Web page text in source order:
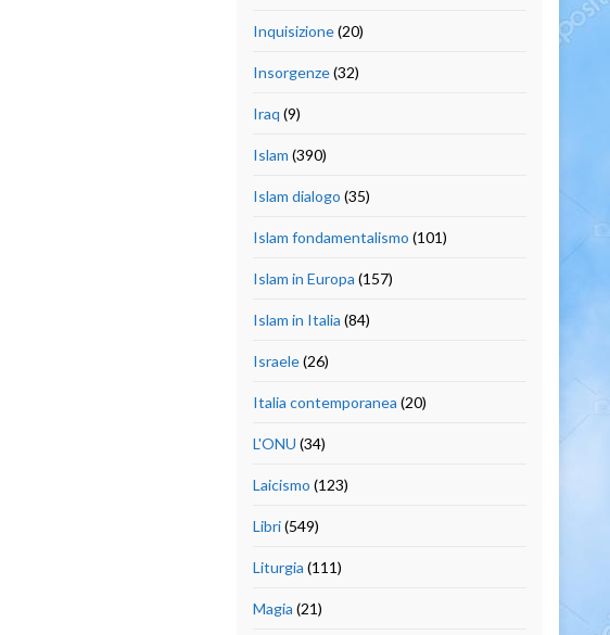
Inquisizione(20)
Insorgenze(32)
Iraq (9)
Islam (390)
Islam dialogo (35)
Islam fondamentalismo (101)
Islam in Europa (157)
Islam in Italia (84)
Israele(26)
Italia contemporanea (20)
L'ONU (34)
Laicismo (123)
Libri(549)
Liturgia (111)
Magia (21)